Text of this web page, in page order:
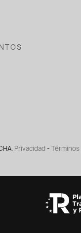
Privacidad - Términos